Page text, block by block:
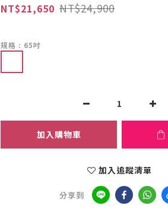
NT$21,650 NT$24,900
規格 : 65吋
加入購物車
加入追蹤清單
分享到